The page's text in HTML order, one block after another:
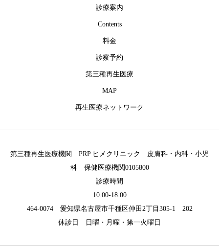
診療案内
Contents
料金
診察予約
第三種再生医療
MAP
再生医療ネットワーク
第三種再生医療機関 PRP ヒメクリニック 皮膚科・内科・小児
科 保健医療機関0105800
診療時間
10:00-18:00
464-0074 愛知県名古屋市千種区仲田2丁目305-1 202
休診日 日曜・月曜・第一火曜日